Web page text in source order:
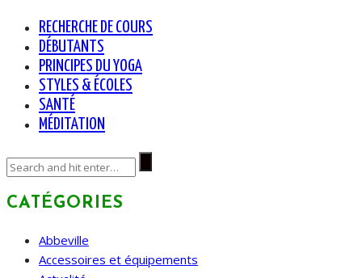
RECHERCHE DE COURS
DÉBUTANTS
PRINCIPES DU YOGA
STYLES & ÉCOLES
SANTÉ
MÉDITATION
CATÉGORIES
Abbeville
Accessoires et équipements